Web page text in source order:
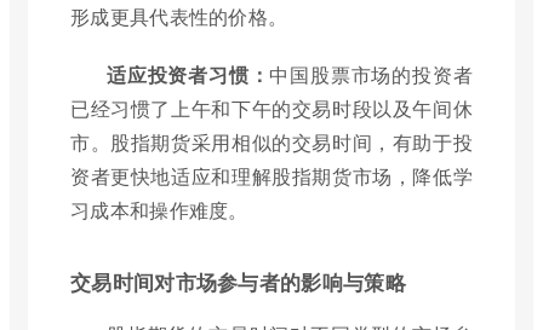
形成更具代表性的价格。
适应投资者习惯： 中国股票市场的投资者
已经习惯了上午和下午的交易时段以及午间休
市。股指期货采用相似的交易时间，有助于投
资者更快地适应和理解股指期货市场，降低学
习成本和操作难度。
交易时间对市场参与者的影响与策略